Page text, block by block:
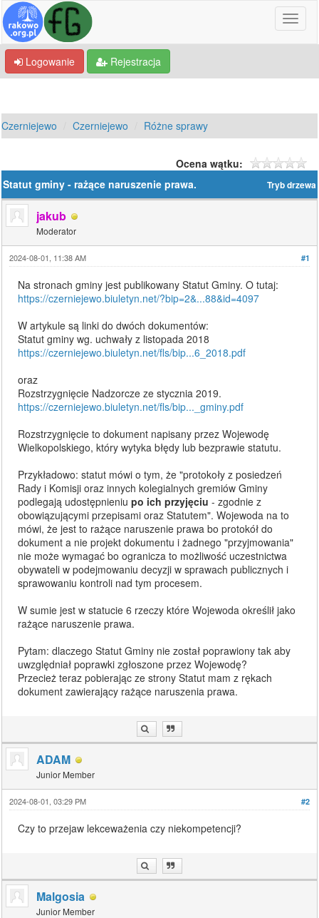
Logowanie Rejestracja
Czerniejewo Czerniejewo Różne sprawy
Ocena wątku:
Tryb drzewa
Statut gminy - rażące naruszenie prawa.
jakub
Moderator
#1
2024-08-01, 11:38 AM
Na stronach gminy jest publikowany Statut Gminy. O tutaj:
https://czerniejewo.biuletyn.net/?bip=2&...88&id=4097
W artykule są linki do dwóch dokumentów:
Statut gminy wg. uchwały z listopada 2018
https://czerniejewo.biuletyn.net/fls/bip...6_2018.pdf
oraz
Rozstrzygnięcie Nadzorcze ze stycznia 2019.
https://czerniejewo.biuletyn.net/fls/bip..._gminy.pdf
Rozstrzygnięcie to dokument napisany przez Wojewodę
Wielkopolskiego, który wytyka błędy lub bezprawie statutu.
Przykładowo: statut mówi o tym, że "protokoły z posiedzeń
Rady i Komisji oraz innych kolegialnych gremiów Gminy
podlegają udostępnieniupo ich przyjęciu - zgodnie z
obowiązującymi przepisami oraz Statutem". Wojewoda na to
mówi, że jest to rażące naruszenie prawa bo protokół do
dokument a nie projekt dokumentu i żadnego "przyjmowania"
nie może wymagać bo ogranicza to możliwość uczestnictwa
obywateli w podejmowaniu decyzji w sprawach publicznych i
sprawowaniu kontroli nad tym procesem.
W sumie jest w statucie 6 rzeczy które Wojewoda określił jako
rażące naruszenie prawa.
Pytam: dlaczego Statut Gminy nie został poprawiony tak aby
uwzględniał poprawki zgłoszone przez Wojewodę?
Przecież teraz pobierając ze strony Statut mam z rękach
dokument zawierający rażące naruszenia prawa.
ADAM
Junior Member
#2
2024-08-01, 03:29 PM
Czy to przejaw lekceważenia czy niekompetencji?
Malgosia
Junior Member